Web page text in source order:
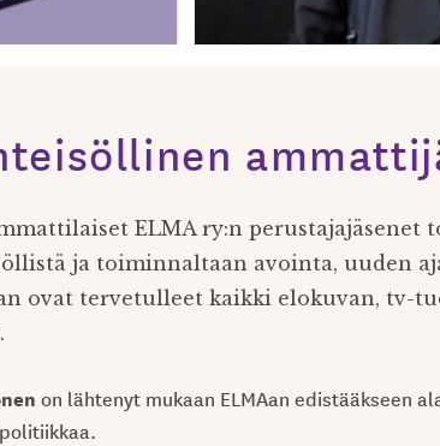
ELMA ry:n perustajajäsenet
ja toiminnaltaan avointa, uuden
ovat tervetulleet kaikki elokuvan, tv-
on lähtenyt mukaan ELMAan edistääkseen